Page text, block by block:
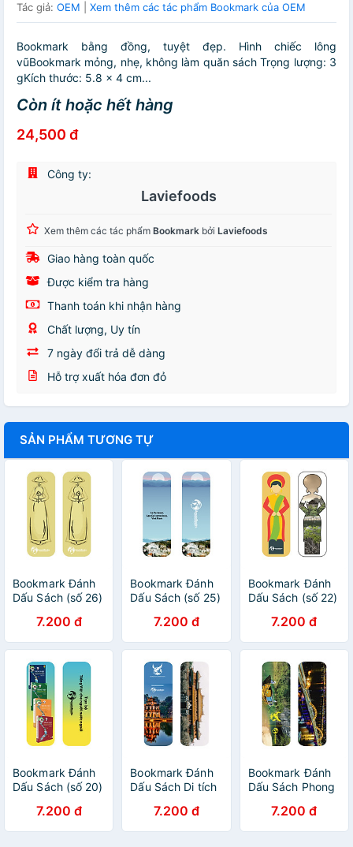
Tác giả: OEM Xem thêm các tác phẩm Bookmark của OEM
Bookmark bằng đồng, tuyệt đẹp. Hình chiếc lông
vũBookmark mỏng, nhẹ, không làm quăn sách Trọng lượng: 3
gKích thước: 5.8 × 4 cm...
Còn ít hoặc hết hàng
24,500 đ
Công ty:
Laviefoods
Xem thêm các tác phẩm Bookmark bởi Laviefoods
Giao hàng toàn quốc
Được kiểm tra hàng
Thanh toán khi nhận hàng
Chất lượng, Uy tín
7 ngày đổi trả dễ dàng
Hỗ trợ xuất hóa đơn đỏ
SẢN PHẨM TƯƠNG TỰ
Bookmark Đánh
Dấu Sách (số 26)
7.200 đ
Bookmark Đánh
Dấu Sách (số 25)
7.200 đ
Bookmark Đánh
Dấu Sách (số 22)
7.200 đ
Bookmark Đánh
Dấu Sách (số 20)
7.200 đ
Bookmark Đánh
Dấu Sách Di tích
7.200 đ
Bookmark Đánh
Dấu Sách Phong
7.200 đ